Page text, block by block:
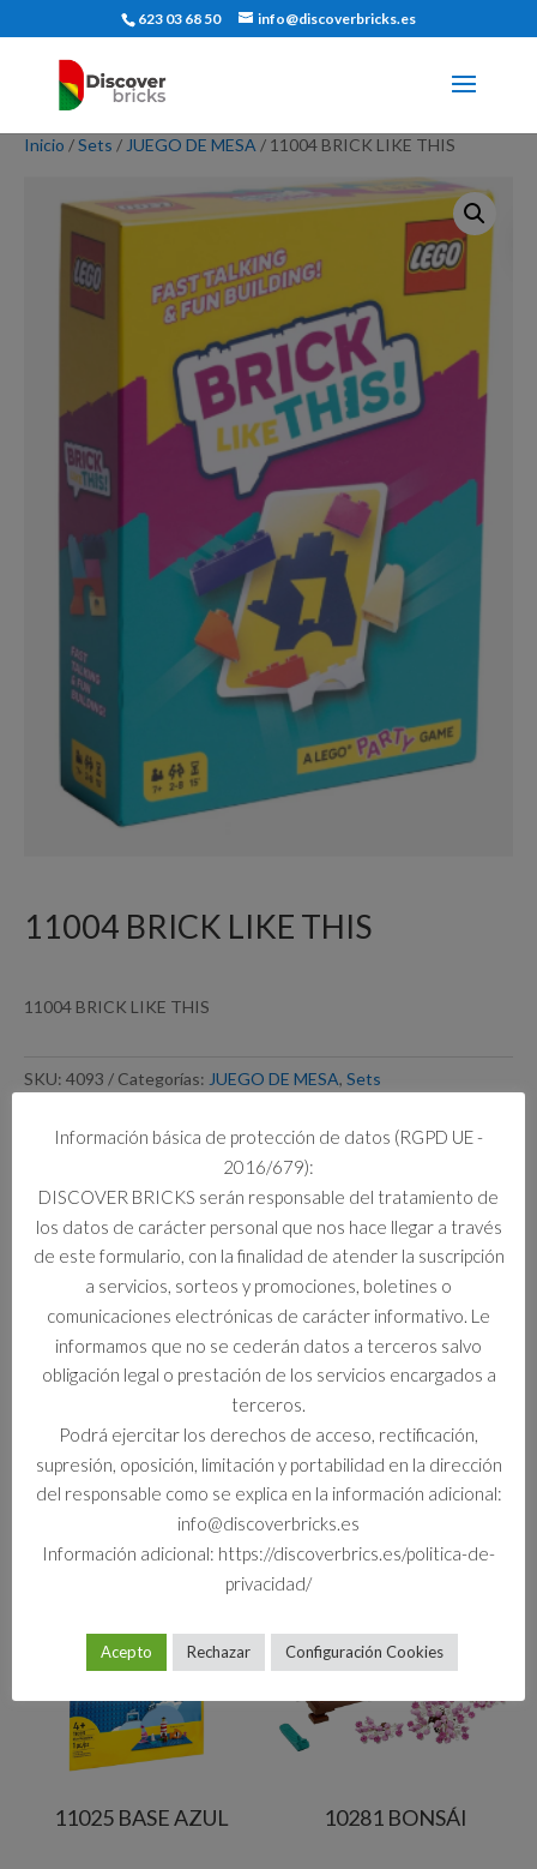
623 03 68 50 info@discoverbricks.es
Inicio /Sets / JUEGO DE MESA / 11004 BRICK LIKE THIS
11004 BRICK LIKE THIS
11004 BRICK LIKE THIS
SKU: 4093 Categorías: JUEGO DE MESA, Sets
Este producto no está disponible porque no quedan existencias.
Información adicional
Información adicional
Formato
Productos relacionados
11025 BASE AZUL 10281 BONSÁI
Información básica de protección de datos (RGPD UE -
2016/679):
DISCOVER BRICKS serán responsable del tratamiento de
los datos de carácter personal que nos hace llegar a través
de este formulario, con la finalidad de atender la suscripción
a servicios, sorteos y promociones, boletines o
comunicaciones electrónicas de carácter informativo. Le
informamos que no se cederán datos a terceros salvo
obligación legal o prestación de los servicios encargados a
terceros.
Podrá ejercitar los derechos de acceso, rectificación,
supresión, oposición, limitación y portabilidad en la dirección
del responsable como se explica en la información adicional:
info@discoverbricks.es
Información adicional: https://discoverbrics.es/politica-de-
privacidad/
Acepto Rechazar Configuración Cookies